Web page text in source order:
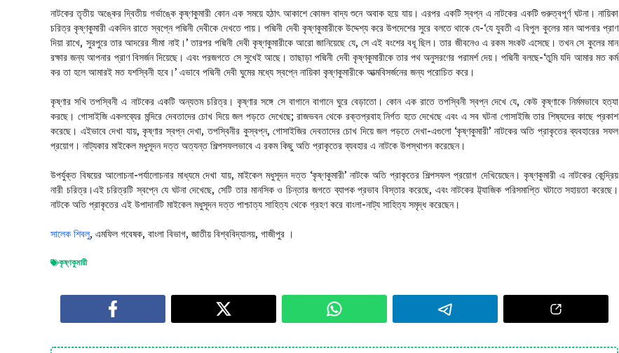
নাটকের তৃতীয় অঙ্কের দ্বিতীয় গর্ভাঙ্কে কৃষ্ণকুমারী কোন এক সময়ে হঠাৎ আকাশে কোমল বাদ্য শুনে অবাক হয়ে যায়। এরপর একটি স্বপ্ন এ নাটকের একটি গুরুত্বপূর্ণ ঘটনা। নায়িকা
চরিত্র কৃষ্ণকুমারী একদিন রাতে স্বপ্নে পদ্মিনী দেবীকে দেখতে পায়। পদ্মিনী দেবী কৃষ্ণকুমারীকে উদ্দেশ্য করে উপদেশের সুরে বলতে থাকে যে-‘যে যুবতী এ বিপুল কুলের মান আপনার প্রাণ
দিয়া রাখে, সুরপুরে তার আদরের সীমা নাই।’ তারপর পদ্মিনী দেবী কৃষ্ণকুমারীকে আরো জানিয়েছে যে, সে এই বংশের বধূ ছিল। তার জীবনেও এ রকম সংকট এসেছে। তখন সে কুলের মান
রক্ষার জন্য আপনার প্রাণ বিসর্জন দিয়েছে। এবং পরজগতে সে সুখেই আছে। তাছাড়া পদ্মিনী দেবী কৃষ্ণকুমারীকে তার পথ অনুসরণের পরামর্শ দেয়। পদ্মিনী বলছে-‘তুমি যদি আমার মত কর্ম
কর তা হলে আমারই মত যশস্বিনী হবে।’ এভাবে পদ্মিনী দেবী ঘুমের মধ্যে স্বপ্নে নায়িকা কৃষ্ণকুমারীকে আত্মবিসর্জনের জন্য পরোচিত করে।
কৃষ্ণার সখি তপস্বিনী এ নাটকের একটি অন্যতম চরিত্র। কৃষ্ণার সঙ্গে সে বাগানে বাগানে ঘুরে বেড়াতো। কোন এক রাতে তপস্বিনী স্বপ্ন দেখে যে, কেউ কৃষ্ণাকে নির্মমভাবে হত্যা
করছে। গোসাইজি একলব্যের মন্দিরে দেবতাদের চোখ দিয়ে জল পড়তে দেখেছে; রাজভবন থেকে রক্তপ্রবাহ নির্গত হতে দেখেছে এবং এ সব ঘটনা গোসাইজি তার শিষ্যদের কাছে প্রকাশ
করেছে। এইভাবে দেখা যায়, কৃষ্ণার স্বপ্ন দেখা, তপস্বিনীর কুস্বপ্ন, গোসাইজির দেবতাদের চোখ দিয়ে জল পড়তে দেখা-এগুলো ‘কৃষ্ণকুমারী’ নাটকের অতি প্রাকৃতের ব্যবহারের সফল
প্রয়োগ। নাট্যকার মাইকেল মধুসূদন দত্ত অত্যন্ত শিল্পসফলভাবে এ রকম কিছু অতি প্রাকৃতের ব্যবহার এ নাটকে উপস্থাপন করেছেন।
উপর্যুক্ত বিষয়ের আলোচনা-পর্যালোচনার মাধ্যমে দেখা যায়, মাইকেল মধুসূদন দত্ত ‘কৃষ্ণকুমারী’ নাটকে অতি প্রাকৃতের শিল্পসফল প্রয়োগ দেখিয়েছেন। কৃষ্ণকুমারী এ নাটকের কেন্দ্রিয়
নারী চরিত্র।এই চরিত্রটি স্বপ্নে যে ঘটনা দেখেছে, সেটি তার মানসিক ও চিন্তার জগতে ব্যাপক প্রভাব বিস্তার করেছে, এবং নাটকের ট্ট্যাজিক পরিসমাপ্তি ঘটাতে সহায়তা করেছে।
নাটকে অতি প্রাকৃতের এই উপাদানটি মাইকেল মধুসূদন দত্ত পাশ্চাত্য সাহিত্য থেকে গ্রহণ করে বাংলা-নাট্য সাহিত্য সমৃদ্ধ করেছেন।
সালেক শিবলু, এমফিল গবেষক, বাংলা বিভাগ, জাতীয় বিশ্ববিদ্যালয়, গাজীপুর ।
কৃষ্ণকুমারী